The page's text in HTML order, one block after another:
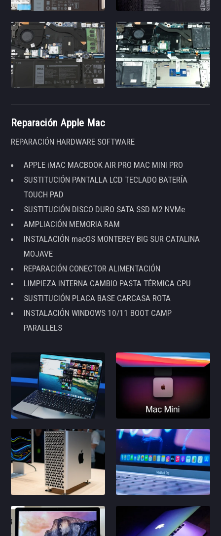
Reparación Apple Mac
REPARACIÓN HARDWARE SOFTWARE
APPLE iMAC MACBOOK AIR PRO MAC MINI PRO
SUSTITUCIÓN PANTALLA LCD TECLADO BATERÍA
TOUCH PAD
SUSTITUCIÓN DISCO DURO SATA SSD M2 NVMe
AMPLIACIÓN MEMORIA RAM
INSTALACIÓN macOS MONTEREY BIG SUR CATALINA
MOJAVE
REPARACIÓN CONECTOR ALIMENTACIÓN
LIMPIEZA INTERNA CAMBIO PASTA TÉRMICA CPU
SUSTITUCIÓN PLACA BASE CARCASA ROTA
INSTALACIÓN WINDOWS 10/11 BOOT CAMP
PARALLELS